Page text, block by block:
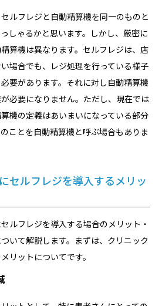
ルフレジと自動精算機を同一のものと
しゃるかと思います。しかし、厳密に
算機は異なります。セルフレジは、店
場合でも、レジ処理を行っている様子
要があります。それに対し自動精算機
必要になりません。ただし、現在では
機の定義はあいまいになっている部分
ことを自動精算機と呼ぶ場合もありま
セルフレジを導入するメリッ
ルフレジを導入する場合のメリット・
いて解説します。まずは、クリニック
リットについてです。